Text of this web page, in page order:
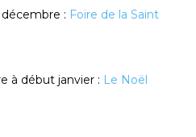
: Foire de la Saint
à début janvier : Le Noël